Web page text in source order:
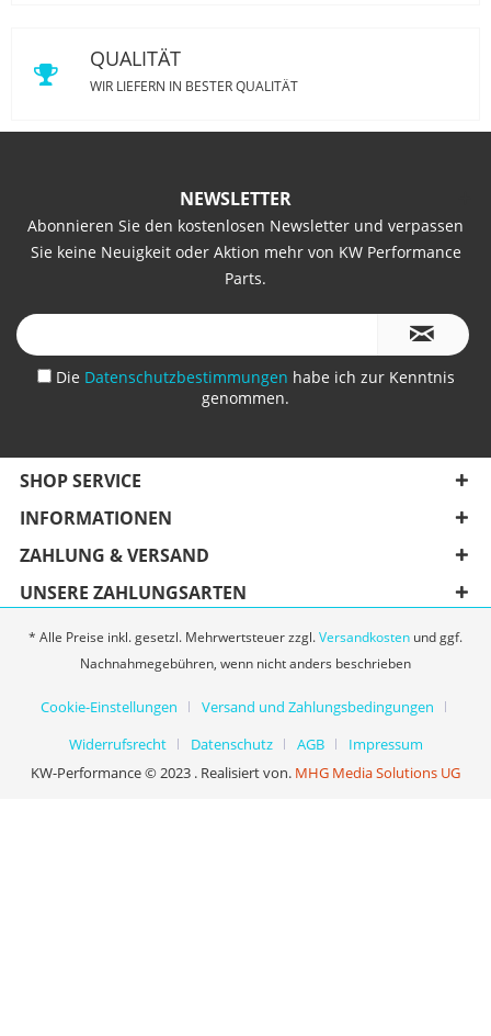
QUALITÄT
WIR LIEFERN IN BESTER QUALITÄT
NEWSLETTER
Abonnieren Sie den kostenlosen Newsletter und verpassen
Sie keine Neuigkeit oder Aktion mehr von KW Performance
Parts.
Die Datenschutzbestimmungen habe ich zur Kenntnis
genommen.
SHOP SERVICE
INFORMATIONEN
ZAHLUNG & VERSAND
UNSERE ZAHLUNGSARTEN
* Alle Preise inkl. gesetzl. Mehrwertsteuer zzgl.Versandkosten und ggf.
Nachnahmegebühren, wenn nicht anders beschrieben
Cookie-Einstellungen
Versand und Zahlungsbedingungen
Widerrufsrecht
Datenschutz AGB
Impressum
KW-Performance © 2023 . Realisiert von. MHG Media Solutions UG